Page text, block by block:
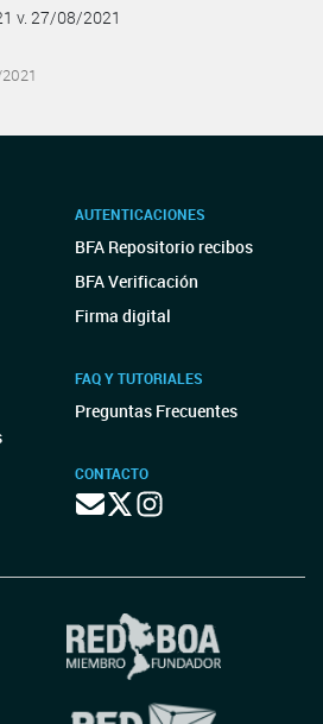
v. 27/08/2021
AUTENTICACIONES
BFA Repositorio recibos
BFA Verificación
Firma digital
FAQ Y TUTORIALES
Preguntas Frecuentes
CONTACTO